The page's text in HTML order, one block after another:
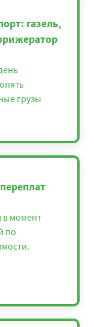
газель,
грузы
в момент
по